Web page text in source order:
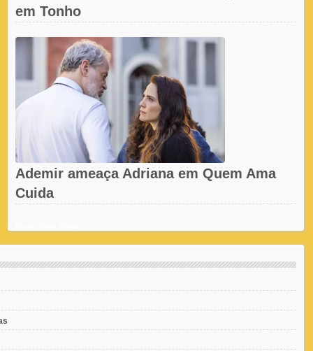
em Tonho
Ademir ameaça Adriana em Quem Ama
Cuida